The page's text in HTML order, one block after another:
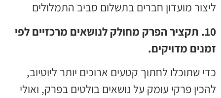
ליצור מועדון חברים בתשלום סביב התמלולים
10. תקציר הפרק מחולק לנושאים מרכזיים לפי
זמנים מדויקים.
כדי שתוכלו לחתוך קטעים ארוכים יותר ליוטיוב,
להכין פרקי עומק על נושאים בולטים בפרק, ואולי